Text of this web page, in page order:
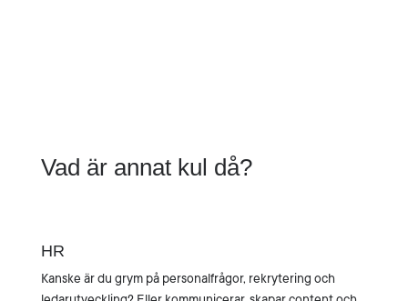
Vad är annat kul då?
HR
Kanske är du grym på personalfrågor, rekrytering och